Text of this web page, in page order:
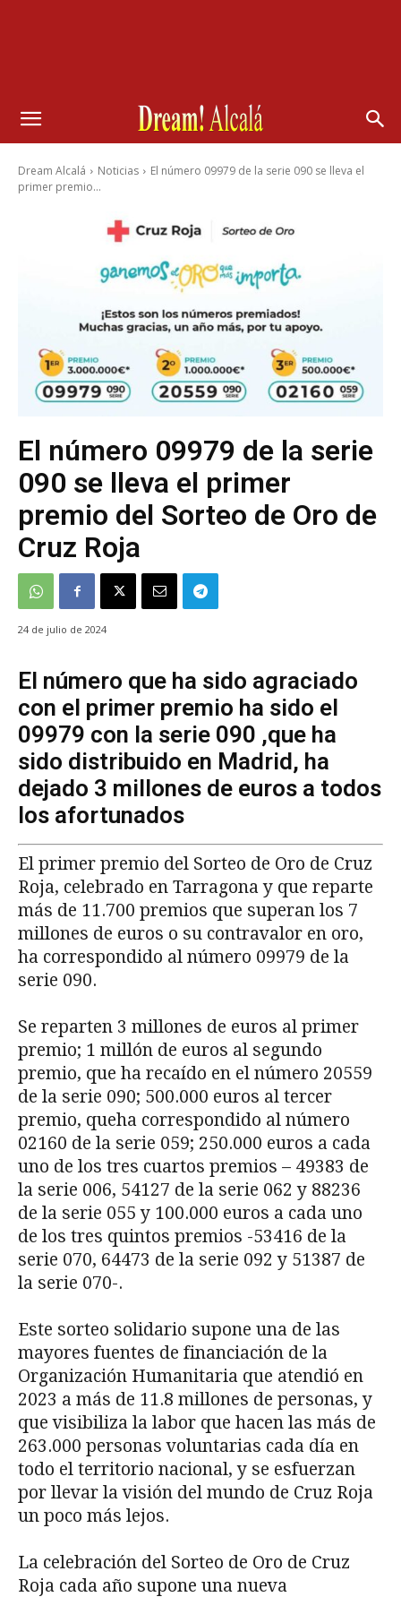
Dream Alcalá Noticias
El número 09979 de la serie 090 se lleva el
primer premio...
El número 09979 de la serie
090 se lleva el primer
premio del Sorteo de Oro de
Cruz Roja
24 de julio de 2024
El número que ha sido agraciado
con el primer premio ha sido el
09979 con la serie 090 ,que ha
sido distribuido en Madrid, ha
dejado 3 millones de euros a todos
los afortunados
El primer premio del Sorteo de Oro de Cruz
Roja, celebrado en Tarragona y que reparte
más de 11.700 premios que superan los 7
millones de euros o su contravalor en oro,
ha correspondido al número 09979 de la
serie 090.
Se reparten 3 millones de euros al primer
premio; 1 millón de euros al segundo
premio, que ha recaído en el número 20559
de la serie 090; 500.000 euros al tercer
premio, queha correspondido al número
02160 de la serie 059; 250.000 euros a cada
uno de los tres cuartos premios – 49383 de
la serie 006, 54127 de la serie 062 y 88236
de la serie 055 y 100.000 euros a cada uno
de los tres quintos premios -53416 de la
serie 070, 64473 de la serie 092 y 51387 de
la serie 070-.
Este sorteo solidario supone una de las
mayores fuentes de financiación de la
Organización Humanitaria que atendió en
2023 a más de 11.8 millones de personas, y
que visibiliza la labor que hacen las más de
263.000 personas voluntarias cada día en
todo el territorio nacional, y se esfuerzan
por llevar la visión del mundo de Cruz Roja
un poco más lejos.
La celebración del Sorteo de Oro de Cruz
Roja cada año supone una nueva